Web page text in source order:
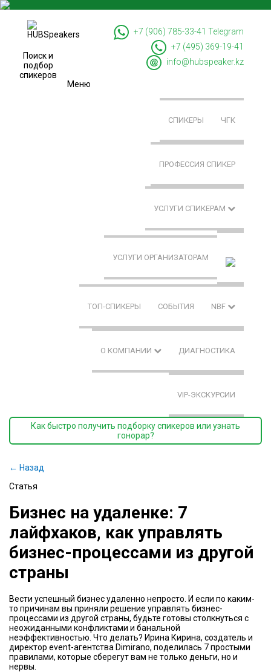
Поиск и
подбор
спикеров
+7 (906) 785-33-41 Telegram
+7 (495) 369-19-41
info@hubspeaker.kz
Меню
СПИКЕРЫ ЧГК
ПРОФЕССИЯ СПИКЕР
УСЛУГИ СПИКЕРАМ
УСЛУГИ ОРГАНИЗАТОРАМ
ТОП-СПИКЕРЫ СОБЫТИЯ NBF
О КОМПАНИИ ДИАГНОСТИКА
VIP-ЭКСКУРСИИ
Как быстро получить подборку спикеров или узнать
гонорар?
← Назад
Статья
Бизнес на удаленке: 7
лайфхаков, как управлять
бизнес-процессами из другой
страны
Вести успешный бизнес удаленно непросто. И если по каким-
то причинам вы приняли решение управлять бизнес-
процессами из другой страны, будьте готовы столкнуться с
неожиданными конфликтами и банальной
неэффективностью. Что делать? Ирина Кирина, создатель и
директор event-агентства Dimirano, поделилась 7 простыми
правилами, которые сберегут вам не только деньги, но и
нервы.